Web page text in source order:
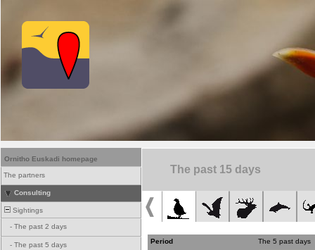
Ornitho Euskadi homepage
The partners
Consulting
Sightings
- The past 2 days
- The past 5 days
The past 15 days
Period
The 5 past days